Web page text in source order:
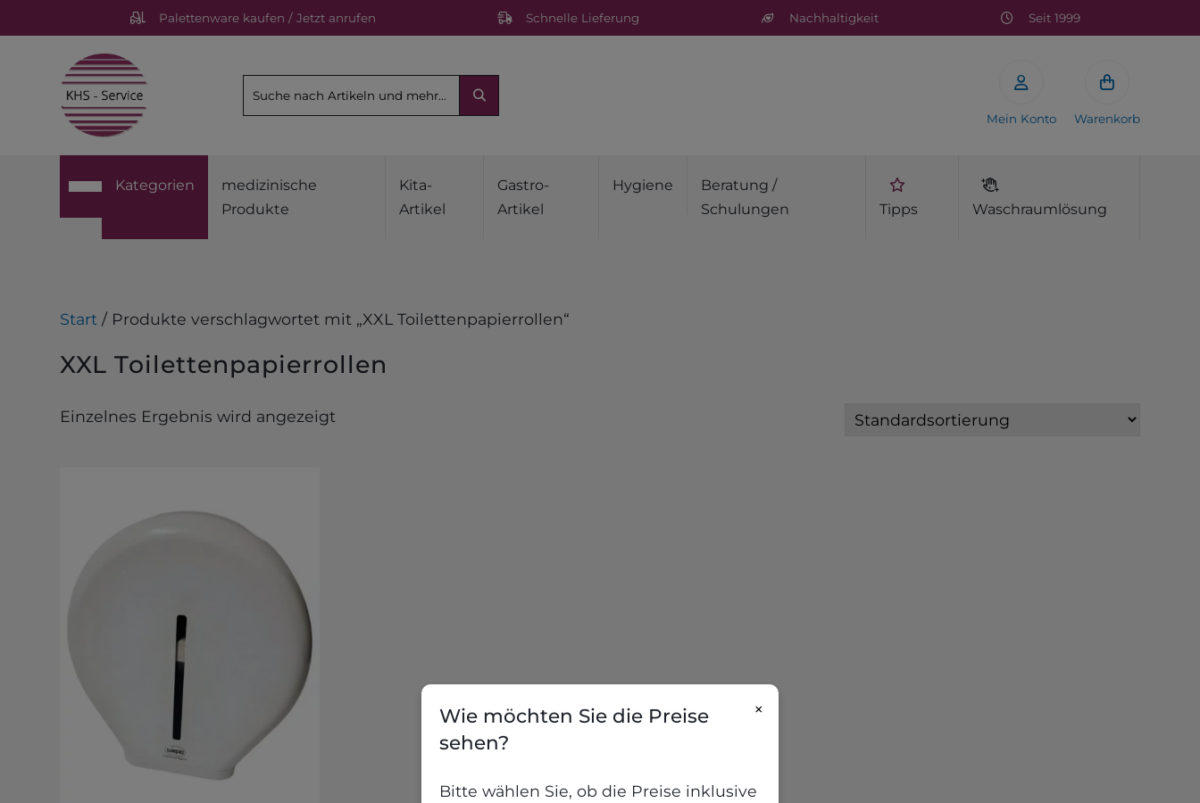
×
Wie möchten Sie die Preise
sehen?
Bitte wählen Sie, ob die Preise inklusive
Palettenware kaufen / Jetzt anrufen Schnelle Lieferung Nachhaltigkeit Seit 1999
Mein Konto Warenkorb
Kategorien
medizinische
Produkte
Kita-
Artikel
Gastro-
Artikel
Hygiene
Beratung /
Schulungen
Tipps Waschraumlösung
Start / Produkte verschlagwortet mit „XXL Toilettenpapierrollen“
XXL Toilettenpapierrollen
Einzelnes Ergebnis wird angezeigt